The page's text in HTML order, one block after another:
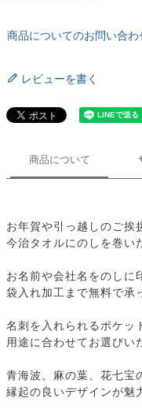
商品についてのお問い合わ
レビューを書く
商品について
お年賀や引っ越しのご挨
今治タオルにのしを巻い
お名前や会社名をのしに
袋入れ加工まで無料で承
名刺を入れられるポケッ
用途に合わせてお選びい
青海波、麻の葉、花七宝
縁起の良いデザインが魅